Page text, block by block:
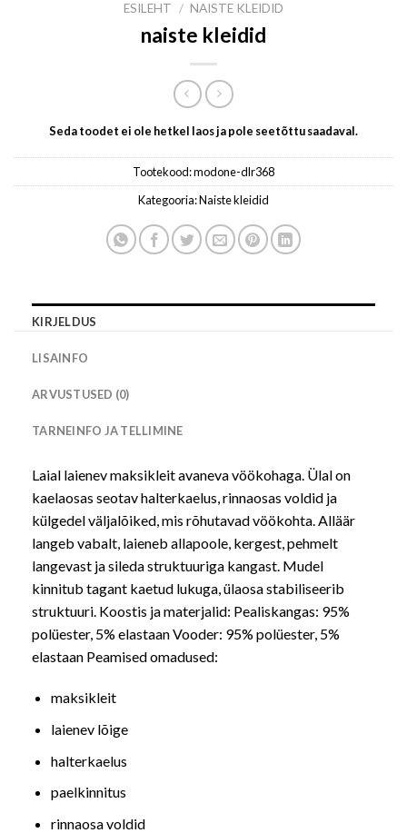
ESILEHT / NAISTE KLEIDID
naiste kleidid
Seda toodet ei ole hetkel laos ja pole seetõttu saadaval.
Tootekood:modone-dlr368
Kategooria:Naiste kleidid
KIRJELDUS
LISAINFO
ARVUSTUSED (0)
TARNEINFO JA TELLIMINE
Laial laienev maksikleit avaneva vöökohaga. Ülal on
kaelaosas seotav halterkaelus, rinnaosas voldid ja
külgedel väljalõiked, mis rõhutavad vöökohta. Alläär
langeb vabalt, laieneb allapoole, kergest, pehmelt
langevast ja sileda struktuuriga kangast. Mudel
kinnitub tagant kaetud lukuga, ülaosa stabiliseerib
struktuuri. Koostis ja materjalid: Pealiskangas: 95%
polüester, 5% elastaan Vooder: 95% polüester, 5%
elastaan Peamised omadused:
maksikleit
laienev lõige
halterkaelus
paelkinnitus
rinnaosa voldid